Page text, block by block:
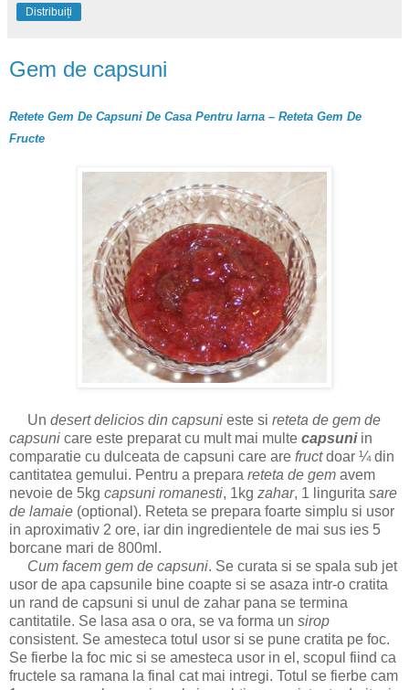
Distribuiți
Gem de capsuni
Retete Gem De Capsuni De Casa Pentru Iarna – Reteta Gem De
Fructe
Un desert delicios din capsuni este si reteta de gem de
capsuni care este preparat cu mult mai multe capsuniin
comparatie cu dulceata de capsuni care are fructdoar ¼ din
cantitatea gemului. Pentru a prepara reteta de gem avem
nevoie de 5kg capsuni romanesti, 1kg zahar, 1 lingurita sare
de lamaie (optional). Reteta se prepara foarte simplu si usor
in aproximativ 2 ore, iar din ingredientele de mai sus ies 5
borcane mari de 800ml.
Cum facem gem de capsuni. Se curata si se spala sub jet
usor de apa capsunile bine coapte si se asaza intr-o cratita
un rand de capsuni si unul de zahar pana se termina
cantitatile. Se lasa asa o ora, se va forma un sirop
consistent. Se amesteca totul usor si se pune cratita pe foc.
Se fierbe la foc mic si se amesteca usor in el, scopul fiind ca
fructele sa ramana la final cat mai intregi. Totul se fierbe cam